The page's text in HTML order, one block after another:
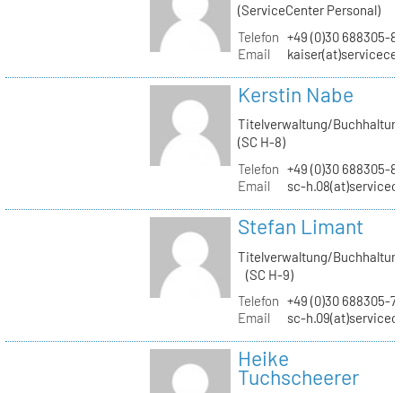
(ServiceCenter Personal)
Telefon +49 (0)30 688305-
Email
Kerstin Nabe
Titelverwaltung/
(SC H-8)
Telefon +49 (0)30 688305-
Email
sc-
Stefan Limant
Titelverwaltung/
(SC H-9)
Telefon +49 (0)30 688305-
Email
sc-
Heike
Tuchscheerer